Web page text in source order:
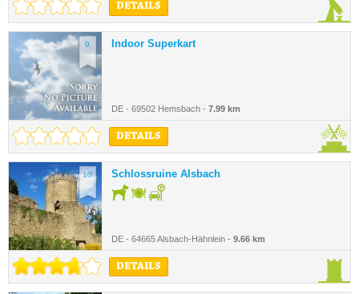
DETAILS
9. Indoor Superkart
DE - 69502 Hemsbach - 7.99 km
DETAILS
10. Schlossruine Alsbach
DE - 64665 Alsbach-Hähnlein - 9.66 km
DETAILS